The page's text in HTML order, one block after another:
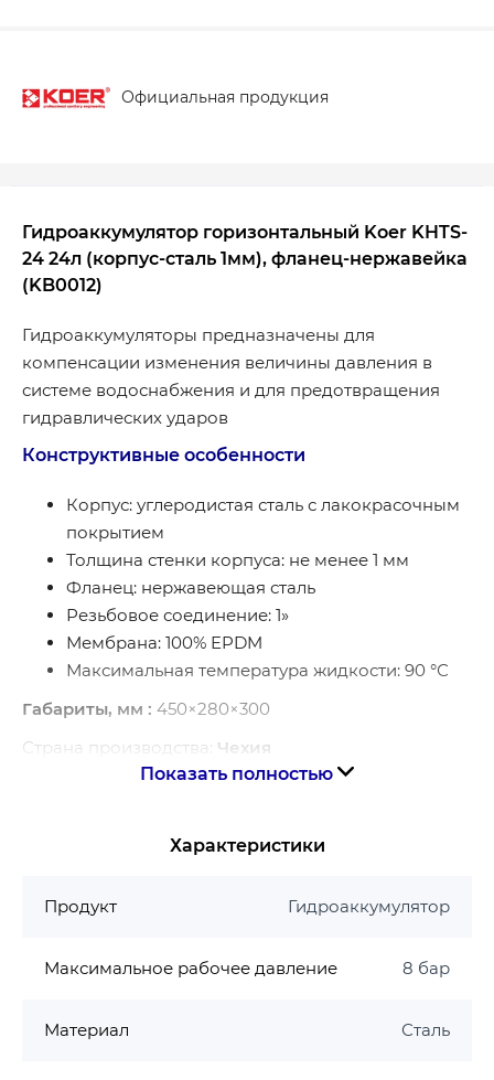
Официальная продукция
Гидроаккумулятор горизонтальный Koer KHTS-
24 24л (корпус-сталь 1мм), фланец-нержавейка
(KB0012)
Гидроаккумуляторы предназначены для
компенсации изменения величины давления в
системе водоснабжения и для предотвращения
гидравлических ударов
Конструктивные особенности
Корпус: углеродистая сталь с лакокрасочным
покрытием
Толщина стенки корпуса: не менее 1 мм
Фланец: нержавеющая сталь
Резьбовое соединение: 1»
Мембрана: 100% EPDM
Максимальная температура жидкости: 90 °С
Габариты, мм : 450×280×300
Страна производства: Чехия
Гарантия производителя на гидроаккумулятор
Гарантия 2 года
Показать полностью
Характеристики
Продукт Гидроаккумулятор
Максимальное рабочее давление 8 бар
Материал Сталь